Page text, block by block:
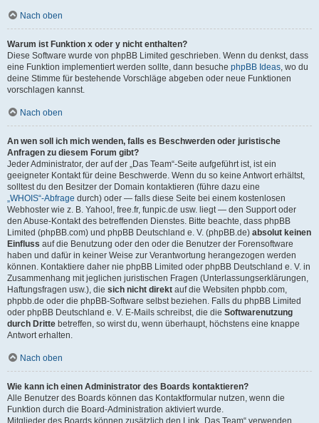
Nach oben
Warum ist Funktion x oder y nicht enthalten?
Diese Software wurde von phpBB Limited geschrieben. Wenn du denkst, dass
eine Funktion implementiert werden sollte, dann besuche phpBB Ideas, wo du
deine Stimme für bestehende Vorschläge abgeben oder neue Funktionen
vorschlagen kannst.
Nach oben
An wen soll ich mich wenden, falls es Beschwerden oder juristische
Anfragen zu diesem Forum gibt?
Jeder Administrator, der auf der „Das Team“-Seite aufgeführt ist, ist ein
geeigneter Kontakt für deine Beschwerde. Wenn du so keine Antwort erhältst,
solltest du den Besitzer der Domain kontaktieren (führe dazu eine
„WHOIS“-Abfrage durch) oder — falls diese Seite bei einem kostenlosen
Webhoster wie z. B. Yahoo!, free.fr, funpic.de usw. liegt — den Support oder
den Abuse-Kontakt des betreffenden Dienstes. Bitte beachte, dass phpBB
Limited (phpBB.com) und phpBB Deutschland e. V. (phpBB.de) absolut keinen
Einfluss auf die Benutzung oder den oder die Benutzer der Forensoftware
haben und dafür in keiner Weise zur Verantwortung herangezogen werden
können. Kontaktiere daher nie phpBB Limited oder phpBB Deutschland e. V. in
Zusammenhang mit jeglichen juristischen Fragen (Unterlassungserklärungen,
Haftungsfragen usw.), die sich nicht direkt auf die Websiten phpbb.com,
phpbb.de oder die phpBB-Software selbst beziehen. Falls du phpBB Limited
oder phpBB Deutschland e. V. E-Mails schreibst, die die Softwarenutzung
durch Dritte betreffen, so wirst du, wenn überhaupt, höchstens eine knappe
Antwort erhalten.
Nach oben
Wie kann ich einen Administrator des Boards kontaktieren?
Alle Benutzer des Boards können das Kontaktformular nutzen, wenn die
Funktion durch die Board-Administration aktiviert wurde.
Mitglieder des Boards können zusätzlich den Link „Das Team“ verwenden.